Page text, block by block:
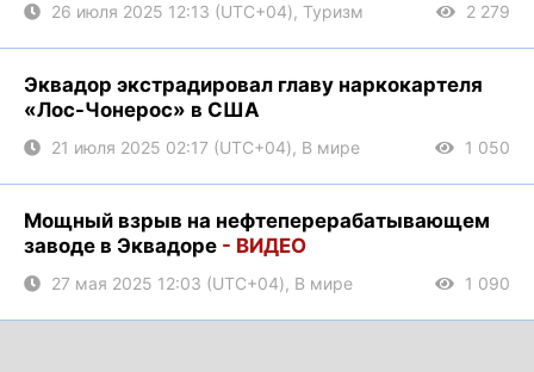
26 июля 2025 12:13 (UTC+04), Туризм 2 279
Эквадор экстрадировал главу наркокартеля
«Лос-Чонерос» в США
21 июля 2025 02:17 (UTC+04), В мире 1 050
Мощный взрыв на нефтеперерабатывающем
заводе в Эквадоре - ВИДЕО
27 мая 2025 12:03 (UTC+04), В мире 1 090